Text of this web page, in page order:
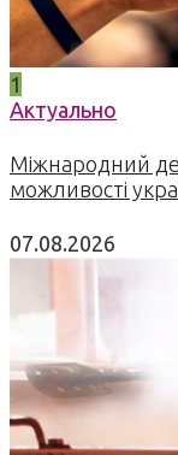
1
Актуально
Міжнародний
можливості
07.08.2026